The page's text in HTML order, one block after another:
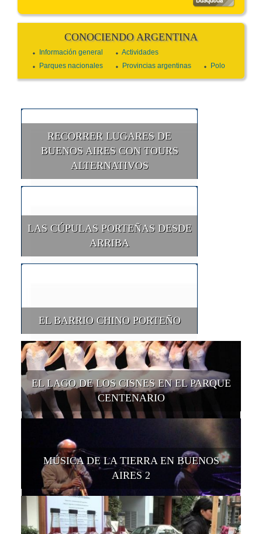
CONOCIENDO ARGENTINA
Información general
Actividades
Parques nacionales
Provincias argentinas Polo
RECORRER LUGARES DE
BUENOS AIRES CON TOURS
ALTERNATIVOS
LAS CÚPULAS PORTEÑAS DESDE
ARRIBA
EL BARRIO CHINO PORTEÑO
EL LAGO DE LOS CISNES EN EL PARQUE
CENTENARIO
MÚSICA DE LA TIERRA EN BUENOS
AIRES 2